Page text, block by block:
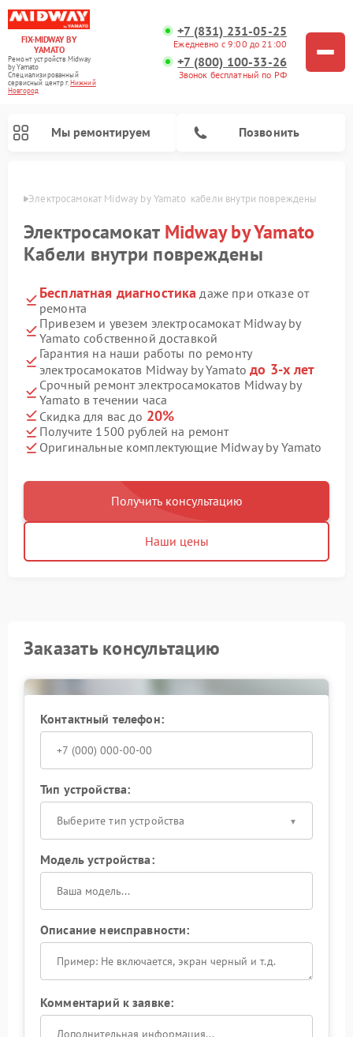
FIX-MIDWAY BY
YAMATO
Ремонт устройств Midway
by Yamato
Специализированный
cервисный центр г.Нижний
Новгород
+7 (831) 231-05-25
Ежедневно с 9:00 до 21:00
+7 (800) 100-33-26
Звонок бесплатный по РФ
Мы ремонтируем Позвонить
Электросамокат Midway by Yamato  кабели внутри повреждены
Электросамокат Midway by Yamato
Кабели внутри повреждены
Бесплатная диагностика даже при отказе от
ремонта
Привезем и увезем электросамокат Midway by
Yamato собственной доставкой
Гарантия на наши работы по ремонту
электросамокатов Midway by Yamatoдо 3-х лет
Срочный ремонт электросамокатов Midway by
Yamato в течении часа
Скидка для вас до 20%
Получите 1500 рублей на ремонт
Оригинальные комплектующие Midway by Yamato
Получить консультацию
Наши цены
Заказать консультацию
Контактный телефон:
Тип устройства:
Выберите тип устройства
Модель устройства:
Описание неисправности:
Комментарий к заявке: